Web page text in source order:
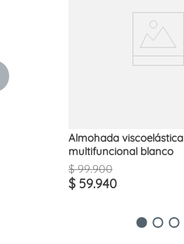
Almohada viscoelástica
multifuncional blanco
$ 99.900
$ 59.940